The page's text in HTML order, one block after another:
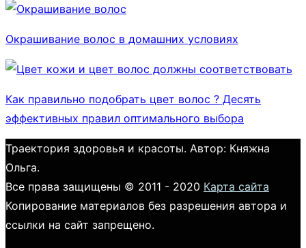
Окрашивание волос в домашних условиях
Как правильно подобрать цвет волос ? Десять
эффективных правил оптимального выбора
Траектория здоровья и красоты. Автор: Княжна
Ольга.
Все права защищены © 2011 - 2020 Карта сайта
Копирование материалов без разрешения автора и
ссылки на сайт запрещено.